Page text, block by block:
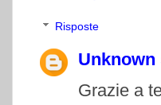
Risposte
Unknown
Grazie a